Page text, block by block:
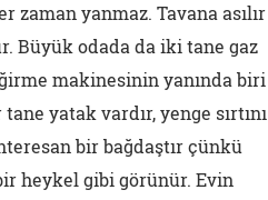
zaman yanmaz. Tavana asılır
Büyük odada da iki tane gaz
makinesinin yanında biri
yatak vardır, yenge sırtını
bir bağdaştır çünkü
heykel gibi görünür. Evin